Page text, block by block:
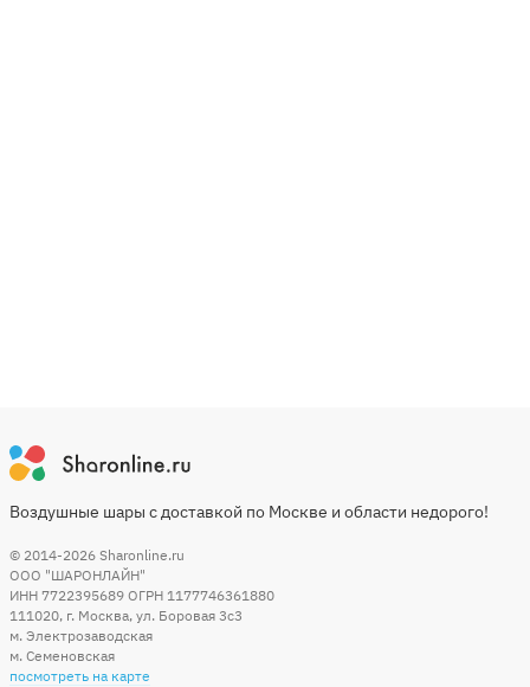
Воздушные шары с доставкой по Москве и области недорого!
© 2014-2026 Sharonline.ru
ООО "ШАРОНЛАЙН"
ИНН 7722395689 ОГРН 1177746361880
111020, г. Москва, ул. Боровая 3c3
м. Электрозаводская
м. Семеновская
посмотреть на карте